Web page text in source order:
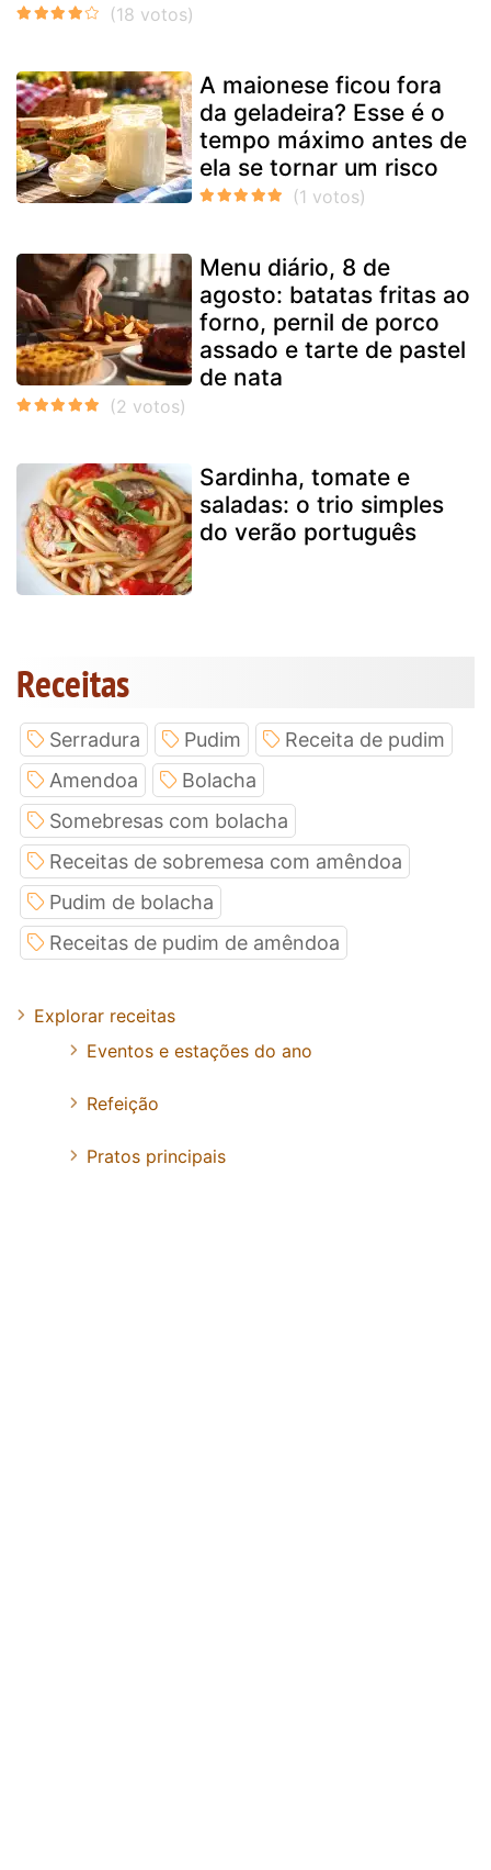
A maionese ficou fora
da geladeira? Esse é o
tempo máximo antes de
ela se tornar um risco
Menu diário, 8 de
agosto: batatas fritas ao
forno, pernil de porco
assado e tarte de pastel
de nata
Sardinha, tomate e
saladas: o trio simples
do verão português
Receitas
Serradura Pudim
Receita de pudim
Amendoa
Bolacha
Somebresas com bolacha
Receitas de sobremesa com amêndoa
Pudim de bolacha
Receitas de pudim de amêndoa
Explorar receitas
Eventos e estações do ano
Refeição
Pratos principais